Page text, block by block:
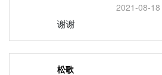
2021-08-
谢谢
松歌